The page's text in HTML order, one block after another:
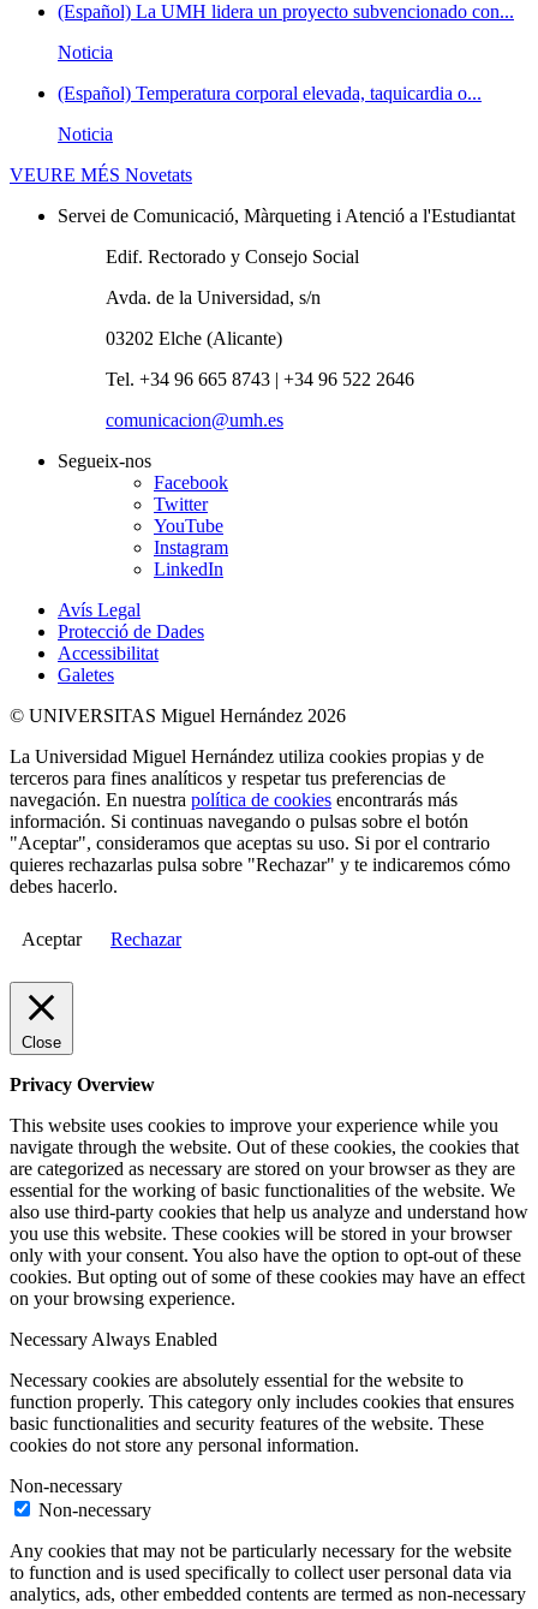
(Español) La UMH lidera un proyecto subvencionado con...
Noticia
(Español) Temperatura corporal elevada, taquicardia o...
Noticia
VEURE MÉS Novetats
Servei de Comunicació, Màrqueting i Atenció a l'Estudiantat
Edif. Rectorado y Consejo Social
Avda. de la Universidad, s/n
03202 Elche (Alicante)
Tel. +34 96 665 8743 | +34 96 522 2646
comunicacion@umh.es
Segueix-nos
Facebook
Twitter
YouTube
Instagram
LinkedIn
Avís Legal
Protecció de Dades
Accessibilitat
Galetes
© UNIVERSITAS Miguel Hernández 2026
La Universidad Miguel Hernández utiliza cookies propias y de
terceros para fines analíticos y respetar tus preferencias de
navegación. En nuestra política de cookies encontrarás más
información. Si continuas navegando o pulsas sobre el botón
"Aceptar", consideramos que aceptas su uso. Si por el contrario
quieres rechazarlas pulsa sobre "Rechazar" y te indicaremos cómo
debes hacerlo.
Aceptar Rechazar
Close
Privacy Overview
This website uses cookies to improve your experience while you
navigate through the website. Out of these cookies, the cookies that
are categorized as necessary are stored on your browser as they are
essential for the working of basic functionalities of the website. We
also use third-party cookies that help us analyze and understand how
you use this website. These cookies will be stored in your browser
only with your consent. You also have the option to opt-out of these
cookies. But opting out of some of these cookies may have an effect
on your browsing experience.
NecessaryAlways Enabled
Necessary cookies are absolutely essential for the website to
function properly. This category only includes cookies that ensures
basic functionalities and security features of the website. These
cookies do not store any personal information.
Non-necessary
Non-necessary
Any cookies that may not be particularly necessary for the website
to function and is used specifically to collect user personal data via
analytics, ads, other embedded contents are termed as non-necessary